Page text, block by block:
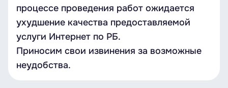
процессе проведения работ ожидается
ухудшение качества предоставляемой
услуги Интернет по РБ.
Приносим свои извинения за возможные
неудобства.